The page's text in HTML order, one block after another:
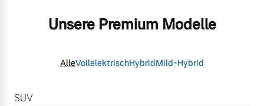
Unsere Premium Modelle
AlleVollelektrischHybridMild-Hybrid
SUV